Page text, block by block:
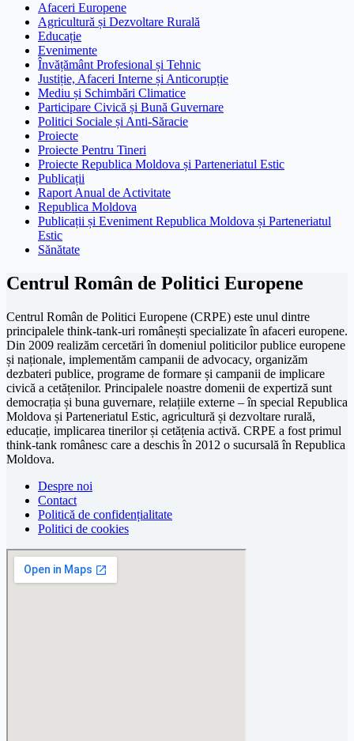
Afaceri Europene
Agricultură și Dezvoltare Rurală
Educație
Evenimente
Învățământ Profesional și Tehnic
Justiție, Afaceri Interne și Anticorupție
Mediu și Schimbări Climatice
Participare Civică și Bună Guvernare
Politici Sociale și Anti-Săracie
Proiecte
Proiecte Pentru Tineri
Proiecte Republica Moldova și Parteneriatul Estic
Publicații
Raport Anual de Activitate
Republica Moldova
Publicații și Eveniment Republica Moldova și Parteneriatul
Estic
Sănătate
Centrul Român de Politici Europene
Centrul Român de Politici Europene (CRPE) este unul dintre
principalele think-tank-uri românești specializate în afaceri europene.
Din 2009 realizăm cercetări în domeniul politicilor publice europene
și naționale, implementăm campanii de advocacy, organizăm
dezbateri publice, programe de formare și campanii de implicare
civică a cetățenilor. Principalele noastre domenii de expertiză sunt
democrația și buna guvernare, relațiile externe – în special Republica
Moldova și Parteneriatul Estic, agricultură și dezvoltare rurală,
educație, implicarea tinerilor și cetățenia activă. CRPE a fost primul
think-tank românesc care a deschis în 2012 o sucursală în Republica
Moldova.
Despre noi
Contact
Politică de confidențialitate
Politici de cookies